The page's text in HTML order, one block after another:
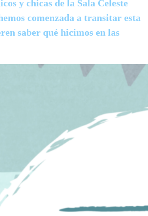
y chicas de la Sala Celeste
comenzada a transitar esta
saber qué hicimos en las